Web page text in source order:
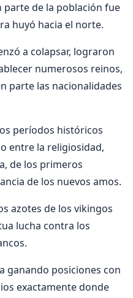
parte de la población fue
huyó hacia el norte.
a colapsar, lograron
numerosos reinos,
parte las nacionalidades
períodos históricos
entre la religiosidad,
de los primeros
de los nuevos amos.
azotes de los vikingos
lucha contra los
ganando posiciones con
exactamente donde